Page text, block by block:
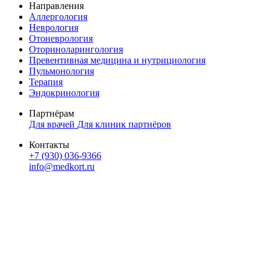
Направления
Аллергология
Неврология
Отоневрология
Оториноларингология
Превентивная медицина и нутрициология
Пульмонология
Терапия
Эндокринология
Партнёрам
Для врачей Для клиник партнёров
Контакты
+7 (930) 036-9366
info@medkort.ru